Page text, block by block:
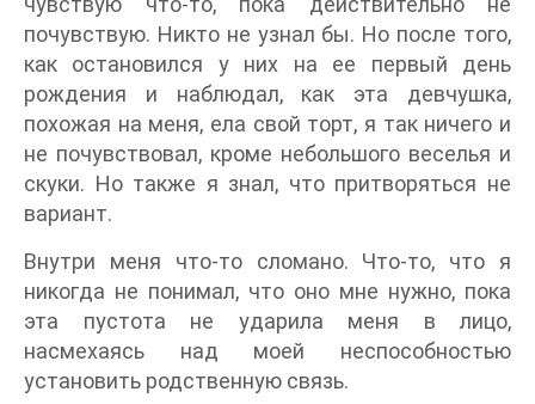
почувствую. Никто не узнал бы. Но после того,
как остановился у них на ее первый день
рождения и наблюдал, как эта девчушка,
похожая на меня, ела свой торт, я так ничего и
не почувствовал, кроме небольшого веселья и
скуки. Но также я знал, что притворяться не
вариант.
Внутри меня что-то сломано. Что-то, что я
никогда не понимал, что оно мне нужно, пока
эта пустота не ударила меня в лицо,
насмехаясь над моей неспособностью
установить родственную связь.